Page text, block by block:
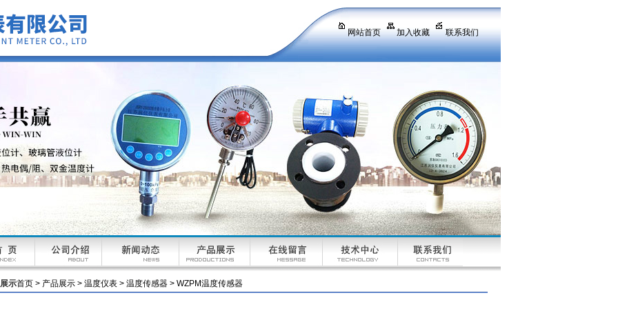
网站首页 加入收藏 联系我们
示首页 > 产品展示 > 温度仪表 > 温度传感器 > WZPM温度传感器